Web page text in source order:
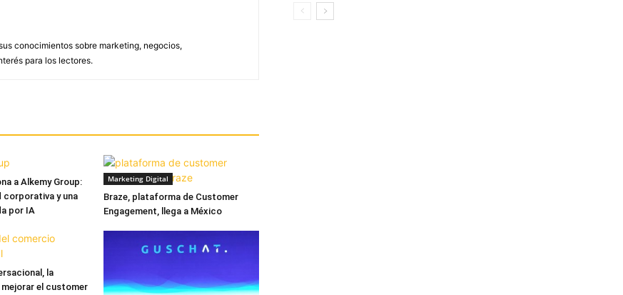
conocimientos sobre marketing, negocios,
para los lectores.
a Alkemy Group:
corporativa y una
por IA
Marketing Digital
Braze, plataforma de Customer
Engagement, llega a México
la
el customer